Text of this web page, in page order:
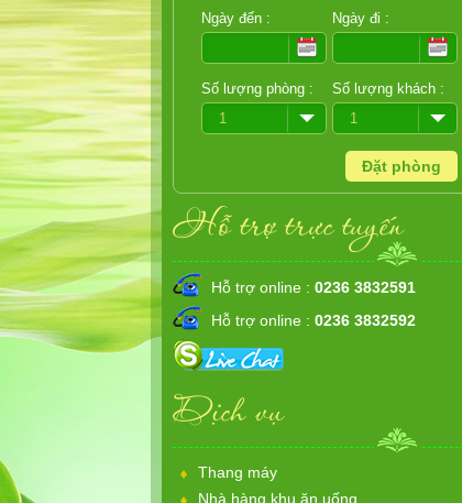
Ngày đến :
Số lượng phòng :
1
Ngày đi :
Số lượng khách :
1
Hỗ trợ trực tuyến
Hỗ trợ online : 0236 3832591
Hỗ trợ online : 0236 3832592
Dịch vụ
Thang máy
Nhà hàng khu ăn uống